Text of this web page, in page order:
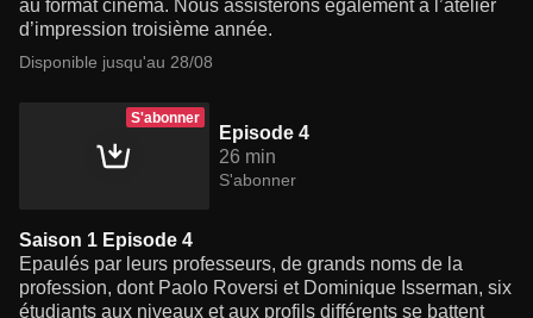
au format cinéma. Nous assisterons également à l’atelier
d’impression troisième année.
Disponible jusqu'au 28/08
S'abonner
Episode 4
26 min
S'abonner
Saison 1 Episode 4
Epaulés par leurs professeurs, de grands noms de la
profession, dont Paolo Roversi et Dominique Isserman, six
étudiants aux niveaux et aux profils différents se battent